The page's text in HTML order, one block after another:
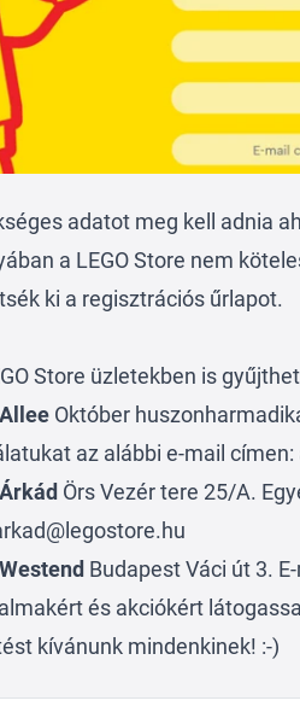
adatot meg kell adnia
a LEGO Store nem
ki a regisztrációs űrlapot.
Store üzletekben is
Október
az alábbi e-mail
Örs Vezér tere 25/A.
Budapest Váci út 3.
és akciókért
kívánunk mindenkinek! :-)